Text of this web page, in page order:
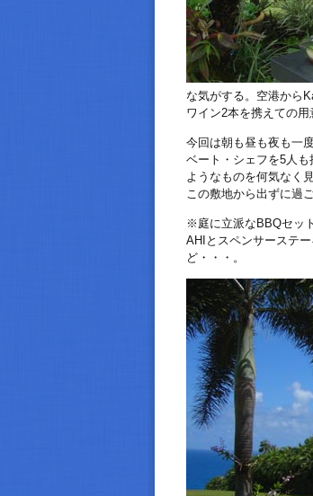
な気がする。空港から
ワイン2本を携えての
今回は朝も昼も夜も一
ベート・シェフを5人
ようなものを何気なく
この敷地から出ずに過
※庭に立派なBBQセッ
AHIとスペンサーステ
ど・・・。